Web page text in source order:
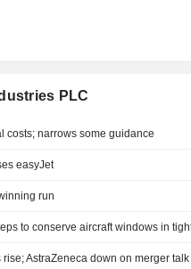
PLC
costs; narrows some guidance
easyJet
run
AstraZeneca down on merger talk